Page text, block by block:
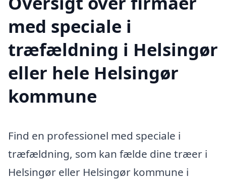
med speciale i
træfældning i Helsingør
eller hele Helsingør
kommune
Find en professionel med speciale i
træfældning, som kan fælde dine træer i
Helsingør eller Helsingør kommune i